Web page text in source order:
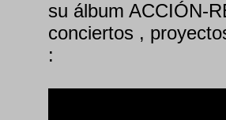
su álbum ACCIÓN-
conciertos ,
: